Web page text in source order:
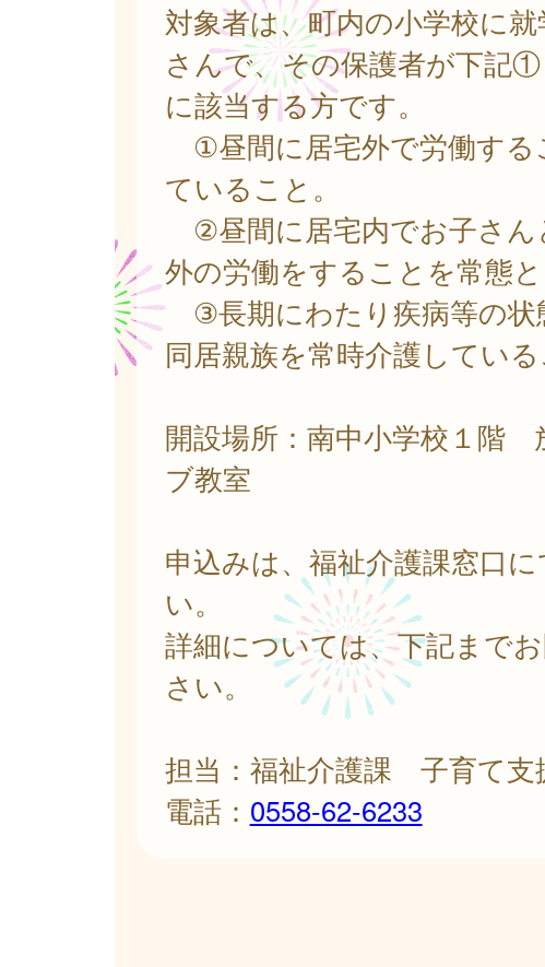
対象者は、町内の小学校に
さんで、その保護者が下記
に該当する方です。
①昼間に居宅外で労働する
ていること。
②昼間に居宅内でお子さん
外の労働をすることを常態と
③長期にわたり疾病等の状
同居親族を常時介護している
開設場所：南中小学校１階
ブ教室
申込みは、福祉介護課窓口
い。
詳細については、下記まで
さい。
担当：福祉介護課 子育て支
電話： 0558-62-6233